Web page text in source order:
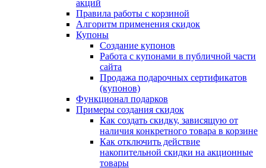
акций
Правила работы с корзиной
Алгоритм применения скидок
Купоны
Создание купонов
Работа с купонами в публичной части
сайта
Продажа подарочных сертификатов
(купонов)
Функционал подарков
Примеры создания скидок
Как создать скидку, зависящую от
наличия конкретного товара в корзине
Как отключить действие
накопительной скидки на акционные
товары